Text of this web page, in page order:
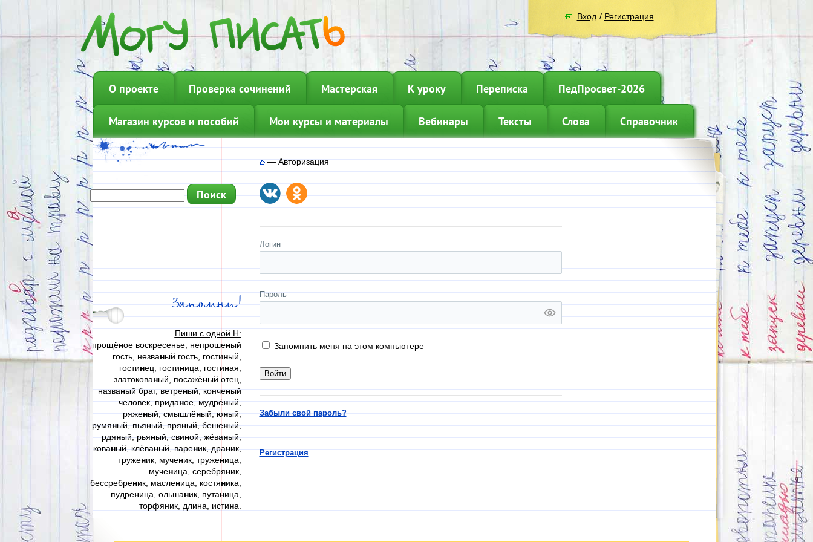
Вход / Регистрация
О проекте Проверка сочинений Мастерская К уроку Переписка ПедПросвет-2026
Магазин курсов и пособий Мои курсы и материалы Вебинары Тексты Слова Справочник
Запомни!
Пиши с одной Н:
прощёное воскресенье, непрошеный
гость, незваный гость, гостиный,
гостинец, гостиница, гостиная,
златокованый, посажёный отец,
названый брат, ветреный, конченый
человек, приданое, мудрёный,
ряженый, смышлёный, юный,
румяный, пьяный, пряный, бешеный,
рдяный, рьяный, свиной, жёваный,
кованый, клёваный, вареник, драник,
труженик, мученик, труженица,
мученица, серебряник,
бессребреник, масленица, костяника,
пудреница, ольшаник, путаница,
торфяник, длина, истина.
—Авторизация
Логин
Пароль
Запомнить меня на этом компьютере
Забыли свой пароль?
Регистрация